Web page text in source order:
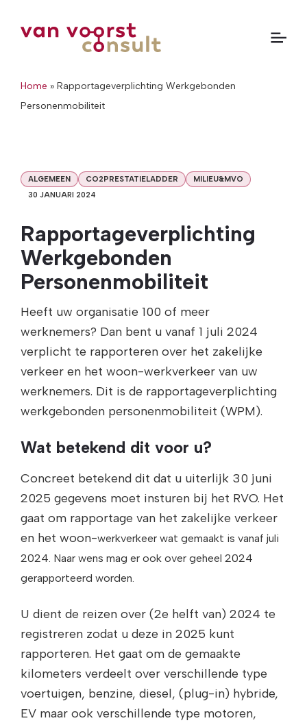
Home » Rapportageverplichting Werkgebonden
Personenmobiliteit
ALGEMEEN CO2PRESTATIELADDER
MILIEU&MVO
30 JANUARI 2024
Rapportageverplichting
Werkgebonden
Personenmobiliteit
Heeft uw organisatie 100 of meer
werknemers? Dan bent u vanaf 1 juli 2024
verplicht te rapporteren over het zakelijke
verkeer en het woon-werkverkeer van uw
werknemers. Dit is de rapportageverplichting
werkgebonden personenmobiliteit (WPM).
Wat betekend dit voor u?
Concreet betekend dit dat u uiterlijk 30 juni
2025 gegevens moet insturen bij het RVO. Het
gaat om rapportage van het zakelijke verkeer
en het woon-werkverkeer wat gemaakt is vanaf juli
2024. Naar wens mag er ook over geheel 2024
gerapporteerd worden.
U dient de reizen over (2e helft van) 2024 te
registreren zodat u deze in 2025 kunt
rapporteren. Het gaat om de gemaakte
kilometers verdeelt over verschillende type
voertuigen, benzine, diesel, (plug-in) hybride,
EV maar ook verschillende type motoren,